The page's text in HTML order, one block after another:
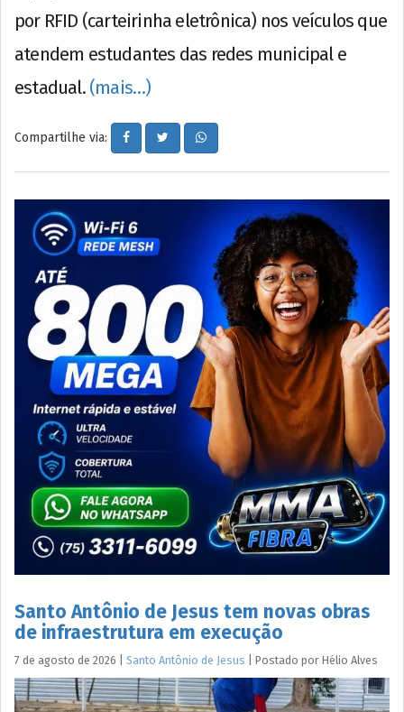
por RFID (carteirinha eletrônica) nos veículos que
atendem estudantes das redes municipal e
estadual. (mais…)
Compartilhe via:
Santo Antônio de Jesus tem novas obras
de infraestrutura em execução
7 de agosto de 2026 Santo Antônio de Jesus Postado por Hélio Alves